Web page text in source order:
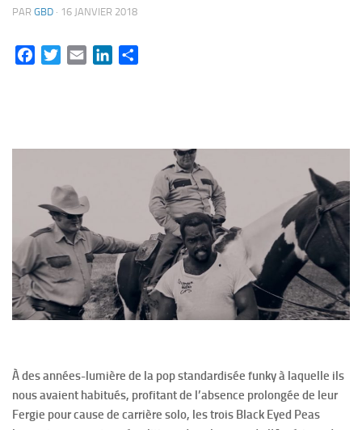
PAR GBD · 16 JANVIER 2018
FacebookTwitterEmail LinkedIn
À des années-lumière de la pop standardisée funky à laquelle ils
nous avaient habitués, profitant de l’absence prolongée de leur
Fergie pour cause de carrière solo, les trois Black Eyed Peas